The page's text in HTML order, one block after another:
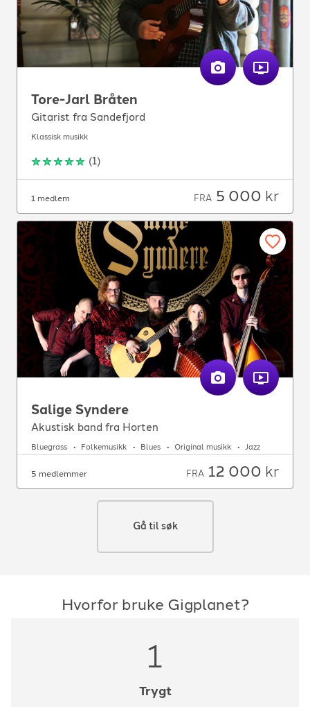
Tore-Jarl Bråten
Gitarist fra Sandefjord
Klassisk musikk
(1)
1 medlem FRA 5 000 kr
Salige Syndere
Akustisk band fra Horten
Bluegrass Folkemusikk Blues Original musikk Jazz
5 medlemmer FRA 12 000 kr
Gå til søk
Hvorfor bruke Gigplanet?
1
Trygt